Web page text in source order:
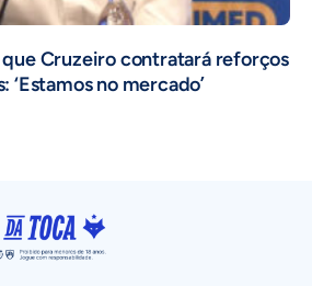
Cruzeiro contratará reforços
‘Estamos no mercado’